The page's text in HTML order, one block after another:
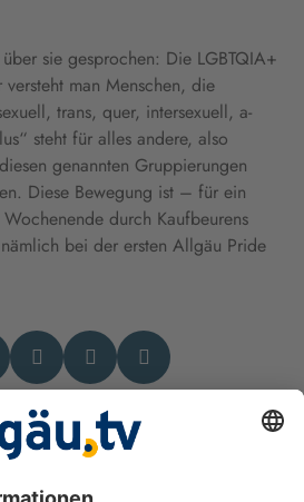
sie gesprochen: Die LGBTQIA+
man Menschen, die
trans, quer, intersexuell, a-
steht für alles andere, also
genannten Gruppierungen
Diese Bewegung ist – für ein
durch Kaufbeurens
bei der ersten Allgäu Pride
auch